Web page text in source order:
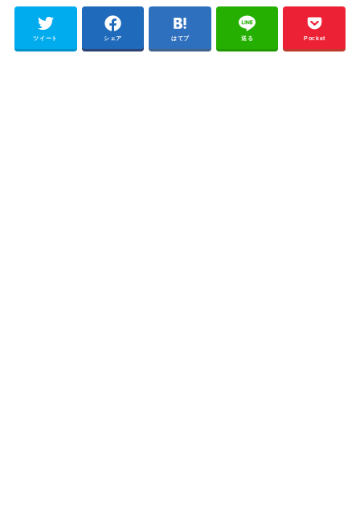
ツイート シェア はてブ 送る Pocket